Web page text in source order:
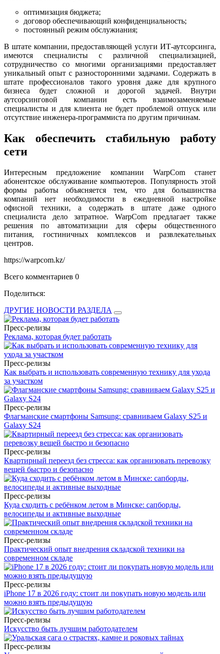
оптимизация бюджета;
договор обеспечивающий конфиденциальность;
постоянный режим обслужиания;
В штате компании, предоставляющей услуги ИТ-аутсорсинга,
имеются специалисты с различной специализацией,
сотрудничество со многими организациями предоставляет
уникальный опыт с разносторонними задачами. Содержать в
штате профессионалов такого уровня даже для крупного
бизнеса будет сложной и дорогой задачей. Внутри
аутсорсинговой компании есть взаимозаменяемые
специалисты и для клиента не будет проблемой отпуск или
отсутствие инженера-программиста по другим причинам.
Как обеспечить стабильную работу
сети
Интересным предложение компании WarpCom станет
абонентское обслуживание компьютеров. Популярность этой
формы работы объясняется тем, что для большинства
компаний нет необходимости в ежедневной настройке
офисной техники, а содержать в штате даже одного
специалиста дело затратное. WarpCom предлагает также
решения по автоматизации для сферы общественного
питания, гостиничных комплексов и развлекательных
центров.
https://warpcom.kz/
Всего комментариев 0
Поделиться:
ДРУГИЕ НОВОСТИ РАЗДЕЛА
Пресс-релизы
Реклама, которая будет работать
Пресс-релизы
Как выбрать и использовать современную технику для ухода
за участком
Пресс-релизы
Флагманские смартфоны Samsung: сравниваем Galaxy S25 и
Galaxy S24
Пресс-релизы
Квартирный переезд без стресса: как организовать перевозку
вещей быстро и безопасно
Пресс-релизы
Куда сходить с ребёнком летом в Минске: сапборды,
велосипеды и активные выходные
Пресс-релизы
Практический опыт внедрения складской техники на
современном складе
Пресс-релизы
iPhone 17 в 2026 году: стоит ли покупать новую модель или
можно взять предыдущую
Пресс-релизы
Искусство быть лучшим работодателем
Пресс-релизы